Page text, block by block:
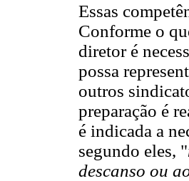
Essas
Conforme o
diretor é
possa
outros
preparação é
é indicada a
segundo eles, "
descanso ou